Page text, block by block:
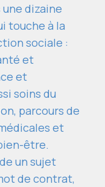
dizaine
touche à la
sociale :
et
et
soins du
parcours de
et
être.
un sujet
de contrat,